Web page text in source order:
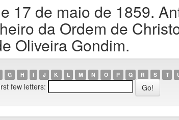
17 de maio de 1859.
da Ordem de
Oliveira Gondim.
G H I J K L M N O P Q R S T
few letters: